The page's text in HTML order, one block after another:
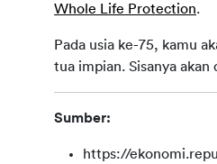
Whole Life Protection.
Pada usia ke-75, kamu
tua impian. Sisanya
Sumber:
https://